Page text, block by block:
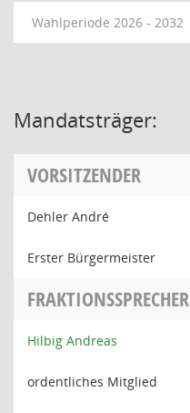
Wahlperiode 2026 - 2032
Mandatsträger:
VORSITZENDER
Dehler André
Erster Bürgermeister
FRAKTIONSSPRECHER
Hilbig Andreas
ordentliches Mitglied